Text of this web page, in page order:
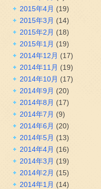
2015年4月 (19)
2015年3月 (14)
2015年2月 (18)
2015年1月 (19)
2014年12月 (17)
2014年11月 (19)
2014年10月 (17)
2014年9月 (20)
2014年8月 (17)
2014年7月 (9)
2014年6月 (20)
2014年5月 (13)
2014年4月 (16)
2014年3月 (19)
2014年2月 (15)
2014年1月 (14)